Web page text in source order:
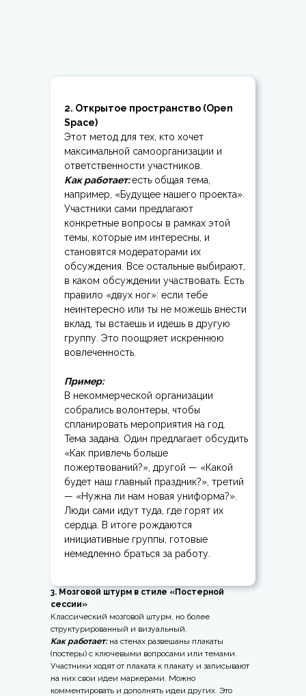
2. Открытое пространство (Open
Space)
Этот метод для тех, кто хочет
максимальной самоорганизации и
ответственности участников.
Как работает:есть общая тема,
например, «Будущее нашего проекта».
Участники сами предлагают
конкретные вопросы в рамках этой
темы, которые им интересны, и
становятся модераторами их
обсуждения. Все остальные выбирают,
в каком обсуждении участвовать. Есть
правило «двух ног»: если тебе
неинтересно или ты не можешь внести
вклад, ты встаешь и идешь в другую
группу. Это поощряет искреннюю
вовлеченность.
Пример:
В некоммерческой организации
собрались волонтеры, чтобы
спланировать мероприятия на год.
Тема задана. Один предлагает обсудить
«Как привлечь больше
пожертвований?», другой — «Какой
будет наш главный праздник?», третий
— «Нужна ли нам новая униформа?».
Люди сами идут туда, где горят их
сердца. В итоге рождаются
инициативные группы, готовые
немедленно браться за работу.
3. Мозговой штурм в стиле «Постерной
сессии»
Классический мозговой штурм, но более
структурированный и визуальный.
Как работает: на стенах развешаны плакаты
(постеры) с ключевыми вопросами или темами.
Участники ходят от плаката к плакату и записывают
на них свои идеи маркерами. Можно
комментировать и дополнять идеи других. Это